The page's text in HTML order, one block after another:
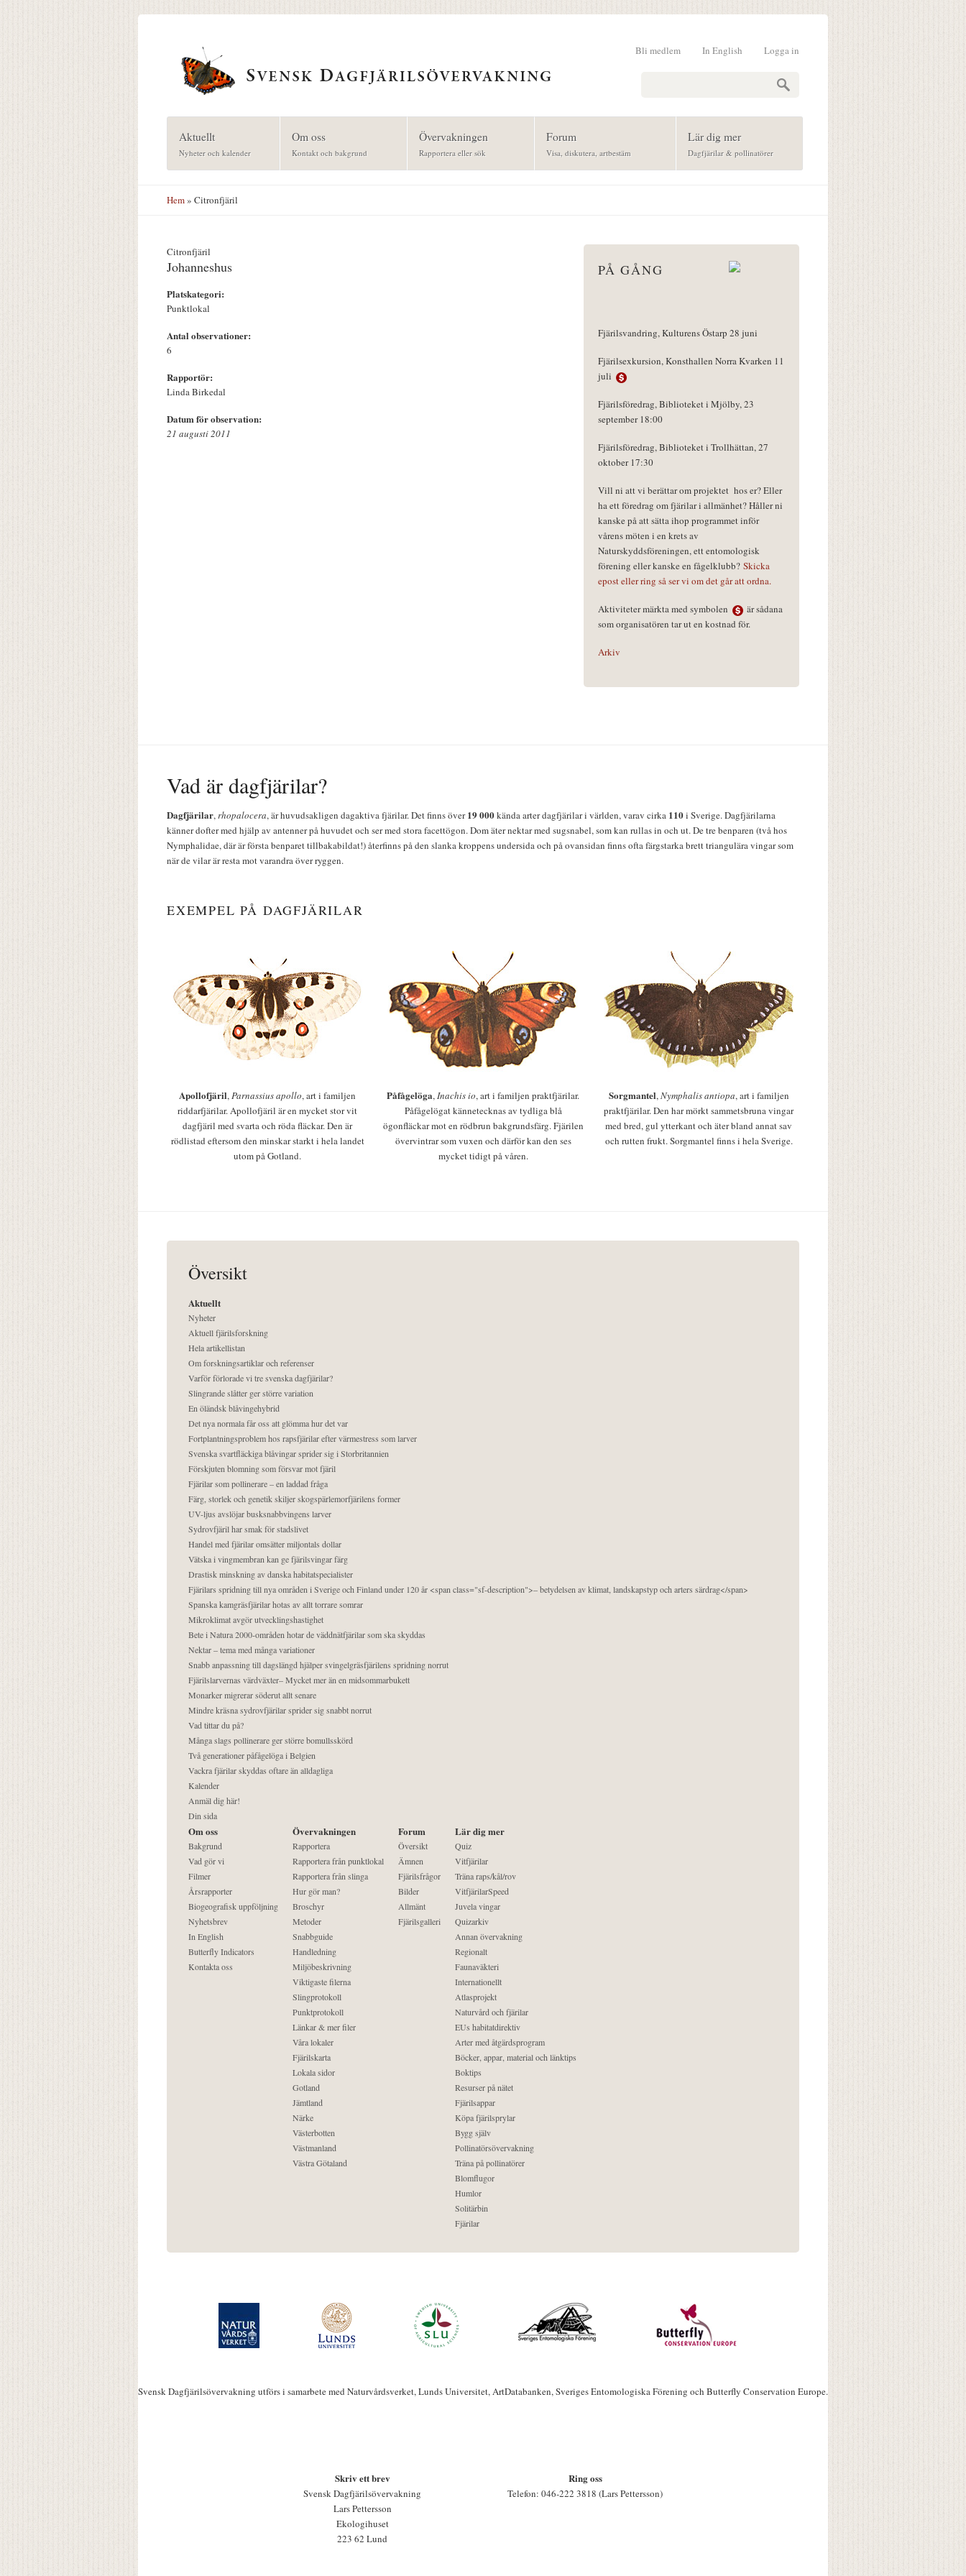
Logga in
In English
Bli medlem
Aktuellt
Nyheter och kalender
Om oss
Kontakt och bakgrund
Övervakningen
Rapportera eller sök
Forum
Visa, diskutera, artbestäm
Lär dig mer
Dagfjärilar & pollinatörer
Hem» Citronfjäril
Citronfjäril
Johanneshus
Platskategori:
Punktlokal
Antal observationer:
6
Rapportör:
Linda Birkedal
Datum för observation:
21 augusti 2011
PÅ GÅNG
Fjärilsvandring, Kulturens Östarp 28 juni
Fjärilsexkursion, Konsthallen Norra Kvarken 11
juli
Fjärilsföredrag, Biblioteket i Mjölby, 23
september 18:00
Fjärilsföredrag, Biblioteket i Trollhättan, 27
oktober 17:30
Vill ni att vi berättar om projektet hos er? Eller
ha ett föredrag om fjärilar i allmänhet? Håller ni
kanske på att sätta ihop programmet inför
vårens möten i en krets av
Naturskyddsföreningen, ett entomologisk
förening eller kanske en fågelklubb? Skicka
epost eller ring så ser vi om det går att ordna.
Aktiviteter märkta med symbolen
är sådana
som organisatören tar ut en kostnad för.
Arkiv
Vad är dagfjärilar?
Dagfjärilar,rhopalocera, är huvudsakligen dagaktiva fjärilar. Det finns över19 000kända arter dagfjärilar i världen, varav cirka 110i Sverige. Dagfjärilarna
känner dofter med hjälp av antenner på huvudet och ser med stora facettögon. Dom äter nektar med sugsnabel, som kan rullas in och ut. De tre benparen (två hos
Nymphalidae, där är första benparet tillbakabildat!) återfinns på den slanka kroppens undersida och på ovansidan finns ofta färgstarka brett triangulära vingar som
när de vilar är resta mot varandra över ryggen.
EXEMPEL PÅ DAGFJÄRILAR
Apollofjäril,Parnassius apollo, art i familjen
riddarfjärilar. Apollofjäril är en mycket stor vit
dagfjäril med svarta och röda fläckar. Den är
rödlistad eftersom den minskar starkt i hela landet
utom på Gotland.
Påfågelöga,Inachis io, art i familjen praktfjärilar.
Påfågelögat kännetecknas av tydliga blå
ögonfläckar mot en rödbrun bakgrundsfärg. Fjärilen
övervintrar som vuxen och därför kan den ses
mycket tidigt på våren.
Sorgmantel,Nymphalis antiopa, art i familjen
praktfjärilar. Den har mörkt sammetsbruna vingar
med bred, gul ytterkant och äter bland annat sav
och rutten frukt. Sorgmantel finns i hela Sverige.
Översikt
Aktuellt
Nyheter
Aktuell fjärilsforskning
Hela artikellistan
Om forskningsartiklar och referenser
Varför förlorade vi tre svenska dagfjärilar?
Slingrande slåtter ger större variation
En öländsk blåvingehybrid
Det nya normala får oss att glömma hur det var
Fortplantningsproblem hos rapsfjärilar efter värmestress som larver
Svenska svartfläckiga blåvingar sprider sig i Storbritannien
Förskjuten blomning som försvar mot fjäril
Fjärilar som pollinerare – en laddad fråga
Färg, storlek och genetik skiljer skogspärlemorfjärilens former
UV-ljus avslöjar busksnabbvingens larver
Sydrovfjäril har smak för stadslivet
Handel med fjärilar omsätter miljontals dollar
Vätska i vingmembran kan ge fjärilsvingar färg
Drastisk minskning av danska habitatspecialister
Fjärilars spridning till nya områden i Sverige och Finland under 120 år <span class="sf-description">– betydelsen av klimat, landskapstyp och arters särdrag</span>
Spanska kamgräsfjärilar hotas av allt torrare somrar
Mikroklimat avgör utvecklingshastighet
Bete i Natura 2000-områden hotar de väddnätfjärilar som ska skyddas
Nektar – tema med många variationer
Snabb anpassning till dagslängd hjälper svingelgräsfjärilens spridning norrut
Fjärilslarvernas värdväxter– Mycket mer än en midsommarbukett
Monarker migrerar söderut allt senare
Mindre kräsna sydrovfjärilar sprider sig snabbt norrut
Vad tittar du på?
Många slags pollinerare ger större bomullsskörd
Två generationer påfågelöga i Belgien
Vackra fjärilar skyddas oftare än alldagliga
Kalender
Anmäl dig här!
Din sida
Om oss
Bakgrund
Vad gör vi
Filmer
Årsrapporter
Biogeografisk uppföljning
Nyhetsbrev
In English
Butterfly Indicators
Kontakta oss
Övervakningen
Rapportera
Rapportera från punktlokal
Rapportera från slinga
Hur gör man?
Broschyr
Metoder
Snabbguide
Handledning
Miljöbeskrivning
Viktigaste filerna
Slingprotokoll
Punktprotokoll
Länkar & mer filer
Våra lokaler
Fjärilskarta
Lokala sidor
Gotland
Jämtland
Närke
Västerbotten
Västmanland
Västra Götaland
Forum
Översikt
Ämnen
Fjärilsfrågor
Bilder
Allmänt
Fjärilsgalleri
Lär dig mer
Quiz
Vitfjärilar
Träna raps/kål/rov
VitfjärilarSpeed
Juvela vingar
Quizarkiv
Annan övervakning
Regionalt
Faunaväkteri
Internationellt
Atlasprojekt
Naturvård och fjärilar
EUs habitatdirektiv
Arter med åtgärdsprogram
Böcker, appar, material och länktips
Boktips
Resurser på nätet
Fjärilsappar
Köpa fjärilsprylar
Bygg själv
Pollinatörsövervakning
Träna på pollinatörer
Blomflugor
Humlor
Solitärbin
Fjärilar
Svensk Dagfjärilsövervakning utförs i samarbete med Naturvårdsverket, Lunds Universitet, ArtDatabanken, Sveriges Entomologiska Förening och Butterfly Conservation Europe.
Skriv ett brev
Svensk Dagfjärilsövervakning
Lars Pettersson
Ekologihuset
223 62 Lund
Ring oss
Telefon: 046-222 3818 (Lars Pettersson)